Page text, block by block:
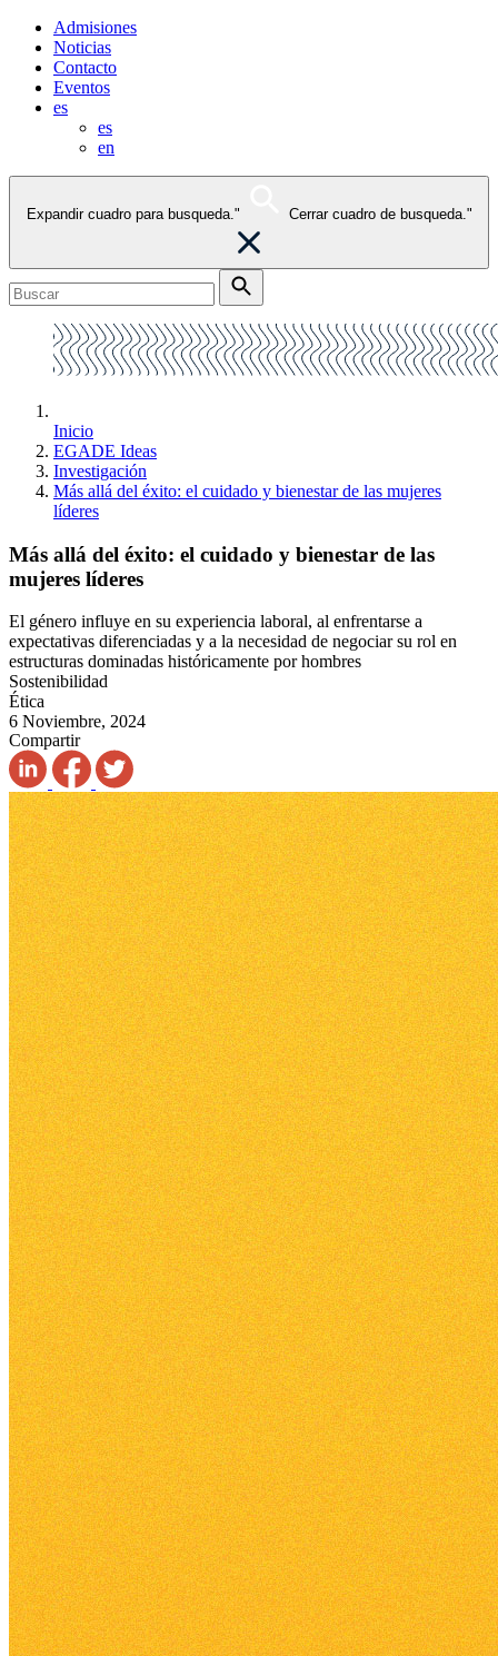
Admisiones
Noticias
Contacto
Eventos
es
es
en
Expandir cuadro para busqueda." Cerrar cuadro de busqueda."
Inicio
EGADE Ideas
Investigación
Más allá del éxito: el cuidado y bienestar de las mujeres
líderes
Más allá del éxito: el cuidado y bienestar de las
mujeres líderes
El género influye en su experiencia laboral, al enfrentarse a
expectativas diferenciadas y a la necesidad de negociar su rol en
estructuras dominadas históricamente por hombres
Sostenibilidad
Ética
6 Noviembre, 2024
Compartir